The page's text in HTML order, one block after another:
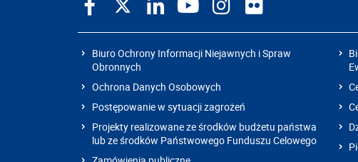
Biuro Ochrony Informacji Niejawnych i Spraw
Obronnych
Ochrona Danych Osobowych
Postępowanie w sytuacji zagrożeń
Projekty realizowane ze środków budżetu państwa
lub ze środków Państwowego Funduszu Celowego